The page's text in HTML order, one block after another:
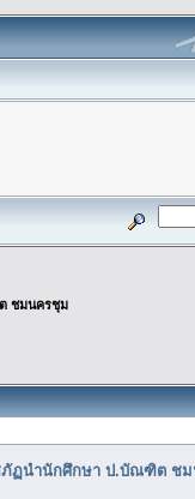
ชมนครชุม
ภัฏนำนักศึกษา ป.บัณฑิต ช